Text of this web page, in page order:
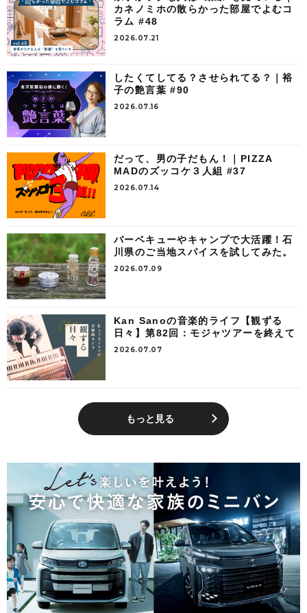
カネノミホの散らかった部屋でよむコ
ラム #48
2026.07.21
したくてしてる？させられてる？｜裕
子の艶言葉 #90
2026.07.16
だって、男の子だもん！｜PIZZA
MADのズッコケ３人組 #37
2026.07.14
バーベキューやキャンプで大活躍！石
川県のご当地スパイスを試してみた。
2026.07.09
Kan Sanoの音楽的ライフ【観ずる
日々】第82回：モジャツアーを終えて
2026.07.07
もっと見る